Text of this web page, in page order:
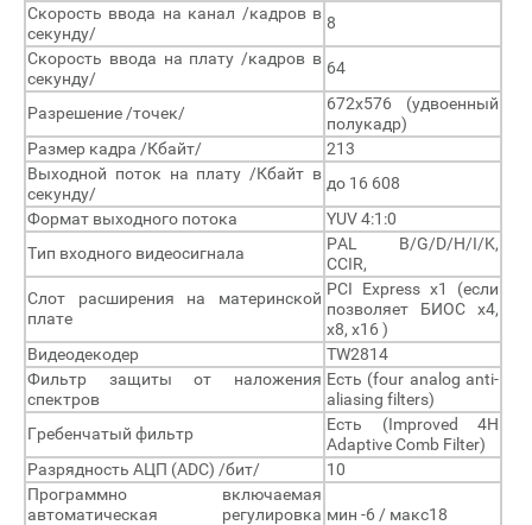
Скорость ввода на канал /кадров в
секунду/
8
Скорость ввода на плату /кадров в
секунду/
64
Разрешение /точек/
672х576 (удвоенный
полукадр)
Размер кадра /Кбайт/
213
Выходной поток на плату /Кбайт в
секунду/
до 16 608
Формат выходного потока
YUV 4:1:0
Тип входного видеосигнала
PAL B/G/D/H/I/K,
CCIR,
Слот расширения на материнской
плате
PCI Express x1 (если
позволяет БИОС x4,
x8, x16 )
Видеодекодер
TW2814
Фильтр защиты от наложения
спектров
Есть (four analog anti-
aliasing filters)
Гребенчатый фильтр
Есть (Improved 4H
Adaptive Comb Filter)
Разрядность АЦП (ADC) /бит/
10
Программно включаемая
автоматическая регулировка мин -6 / макс18